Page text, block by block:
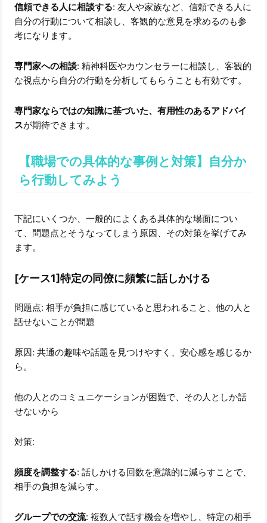
信頼できる人に相談する: 友人や家族など、信頼できる人に
自分の行動について相談し、客観的な意見を求めるのも参
考になります。
専門家への相談: 精神科医やカウンセラーに相談し、客観的
な視点から自分の行動を分析してもらうことも有効です。
専門家ならではの知識に基づいた、有用性のあるアドバイ
スが期待できます。
【職場での具体的な事例と対策】自分か
ら行動してみよう
下記にいくつか、一般的によくある具体的な場面につい
て、問題点とそうなってしまう原因、その対策を挙げてみ
ます。
[ケース1]特定の同僚に頻繁に話しかける
問題点: 相手が負担に感じていると思われること、他の人と
話せないことが問題
原因: 共通の趣味や話題を見つけやすく、安心感を感じるか
ら。
他の人とのコミュニケーションが困難で、その人としか話
せないから
対策:
頻度を調整する: 話しかける回数を意識的に減らすことで、
相手の負担を減らす。
グループでの交流: 複数人で話す機会を増やし、特定の相手